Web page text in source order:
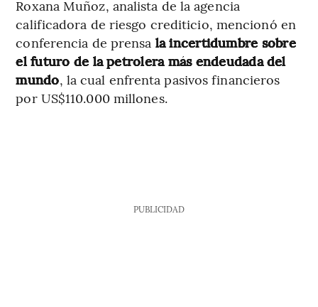
Roxana Muñoz, analista de la agencia
calificadora de riesgo crediticio, mencionó en
conferencia de prensa la incertidumbre sobre
el futuro de la petrolera más endeudada del
mundo, la cual enfrenta pasivos financieros
por US$110.000 millones.
PUBLICIDAD